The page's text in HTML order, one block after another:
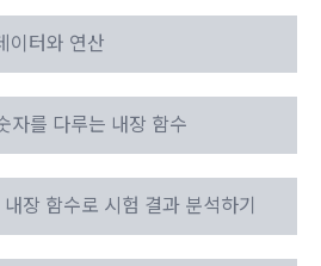
후, 당사의 동의 없이 임의로 회원 ID
“회원”의 서비스 이용 제약이 생길 수
에 의한다.
업 요금 정산, 이벤트 응모, 고객센터
정에서 웹페이지, 메일, 팩스, 전화 등
가 수집
이터와 연산
자를 다루는 내장 함수
장 함수로 시험 결과 분석하기